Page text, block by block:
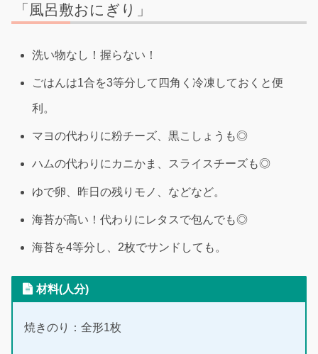
「風呂敷おにぎり」
洗い物なし！握らない！
ごはんは1合を3等分して四角く冷凍しておくと便
利。
マヨの代わりに粉チーズ、黒こしょうも◎
ハムの代わりにカニかま、スライスチーズも◎
ゆで卵、昨日の残りモノ、などなど。
海苔が高い！代わりにレタスで包んでも◎
海苔を4等分し、2枚でサンドしても。
材料(人分)
焼きのり：全形1枚